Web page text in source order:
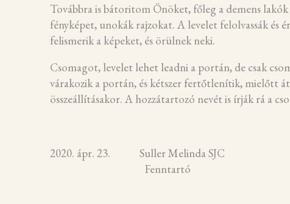
Továbbra is bátoritom Önöket, főleg a demens
fényképet, unokák rajzokat. A levelet felolvassák és
felismerik a képeket, és örülnek neki.
Csomagot, levelet lehet leadni a portán, de csak
várakozik a portán, és kétszer fertőtlenítik, mielőtt
összeállításakor. A hozzátartozó nevét is írják rá a
2020. ápr. 23. Suller Melinda SJC
Fenntartó